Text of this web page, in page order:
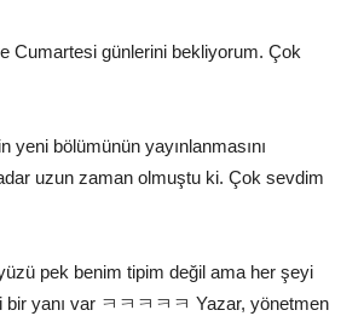
Cumartesi günlerini bekliyorum. Çok
yeni bölümünün yayınlanmasını
uzun zaman olmuştu ki. Çok sevdim
pek benim tipim değil ama her şeyi
bir yanı var ㅋㅋㅋㅋㅋ Yazar, yönetmen